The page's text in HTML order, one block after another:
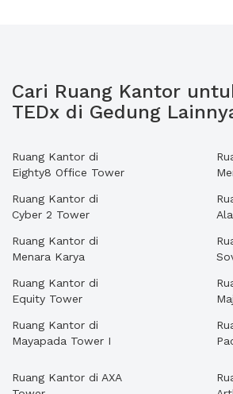
Cari Ruang Kantor
TEDx di Gedung
Ruang Kantor di
Eighty8 Office Tower
Ruang Kantor di
Cyber 2 Tower
Ruang Kantor di
Menara Karya
Ruang Kantor di
Equity Tower
Ruang Kantor di
Mayapada Tower I
Ruang Kantor di AXA